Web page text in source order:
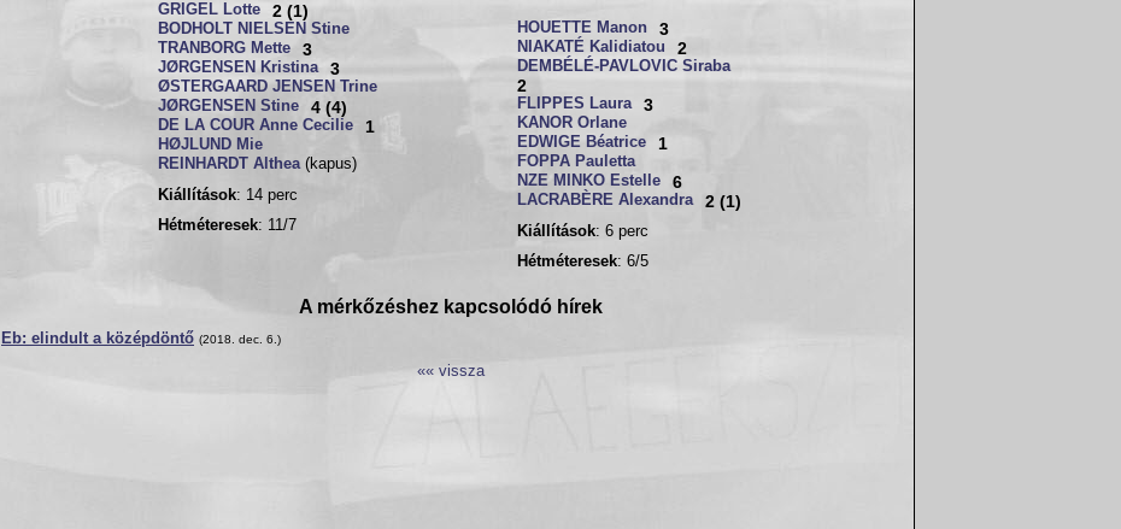
GRIGEL Lotte
2 (1)
BODHOLT NIELSEN Stine
TRANBORG Mette
3
JØRGENSEN Kristina 3
ØSTERGAARD JENSEN Trine
JØRGENSEN Stine
4 (4)
DE LA COUR Anne Cecilie 1
HØJLUND Mie
REINHARDT Althea(kapus)
Kiállítások: 14 perc
Hétméteresek: 11/7
HOUETTE Manon 3
NIAKATÉ Kalidiatou 2
DEMBÉLÉ-PAVLOVIC Siraba
2
FLIPPES Laura 3
KANOR Orlane
EDWIGE Béatrice
1
FOPPA Pauletta
NZE MINKO Estelle
6
LACRABÈRE Alexandra 2 (1)
Kiállítások: 6 perc
Hétméteresek: 6/5
A mérkőzéshez kapcsolódó hírek
Eb: elindult a középdöntő (2018. dec. 6.)
«« vissza